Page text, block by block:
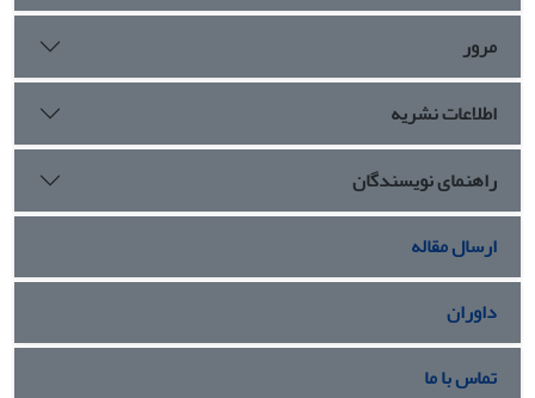
مرور
اطلاعات نشریه
راهنمای نویسندگان
ارسال مقاله
داوران
تماس با ما